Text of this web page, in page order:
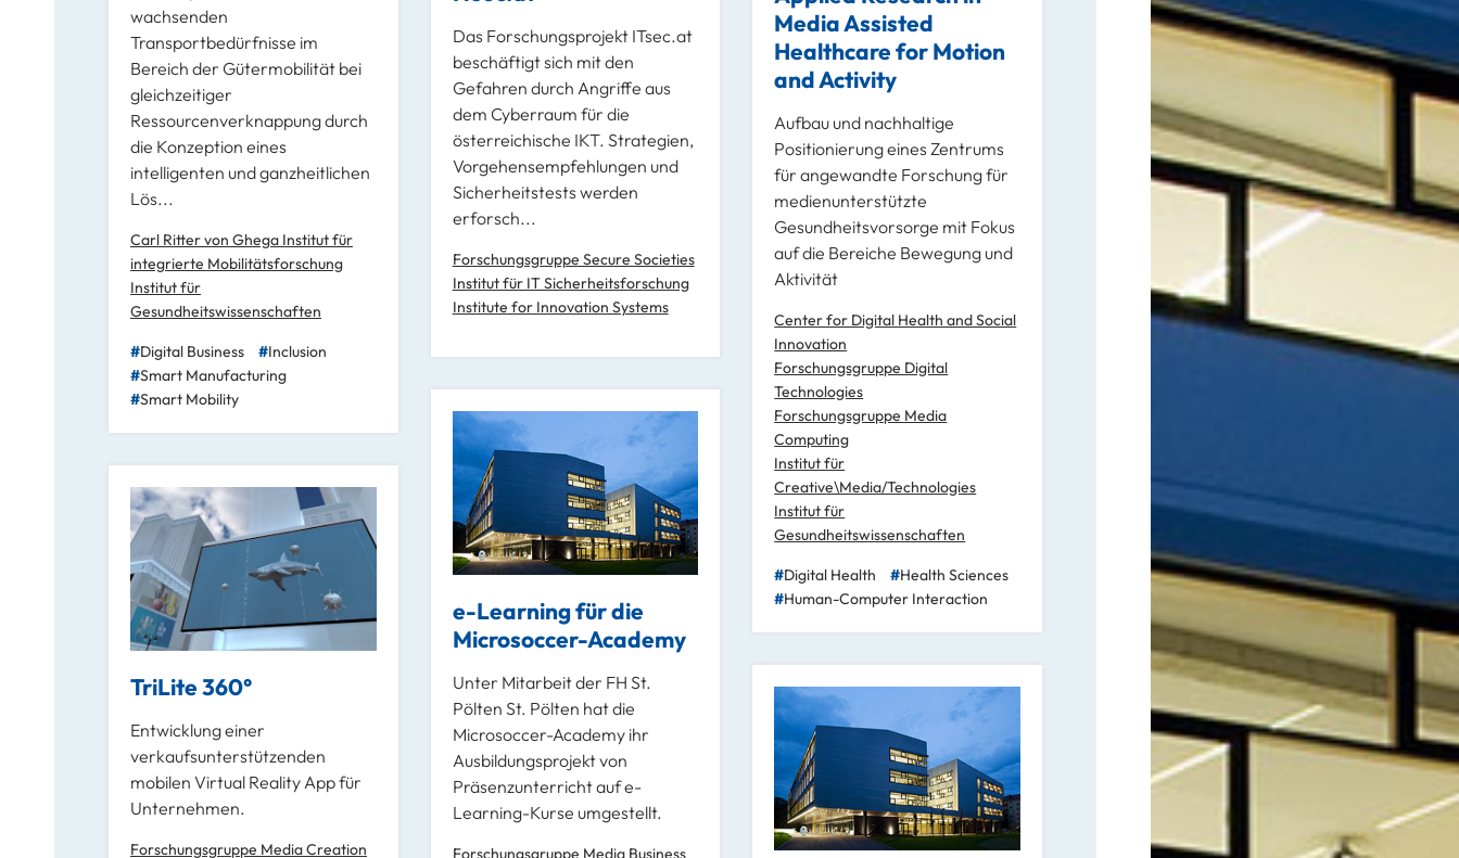
wachsenden
Transportbedürfnisse im
Bereich der Gütermobilität bei
gleichzeitiger
Ressourcenverknappung durch
die Konzeption eines
intelligenten und ganzheitlichen
Lös...
Carl Ritter von Ghega Institut für
integrierte Mobilitätsforschung
Institut für
Gesundheitswissenschaften
Digital Business
Inclusion
Smart Manufacturing
Smart Mobility
Media Assisted
Healthcare for Motion
and Activity
Aufbau und nachhaltige
Positionierung eines Zentrums
für angewandte Forschung für
medienunterstützte
Gesundheitsvorsorge mit Fokus
auf die Bereiche Bewegung und
Aktivität
Center for Digital Health and Social
Innovation
Forschungsgruppe Digital
Technologies
Forschungsgruppe Media
Computing
Institut für
Creative\Media/Technologies
Institut für
Gesundheitswissenschaften
Digital Health
Health Sciences
Human-Computer Interaction
Das Forschungsprojekt ITsec.at
beschäftigt sich mit den
Gefahren durch Angriffe aus
dem Cyberraum für die
österreichische IKT. Strategien,
Vorgehensempfehlungen und
Sicherheitstests werden
erforsch...
Forschungsgruppe Secure Societies
Institut für IT Sicherheitsforschung
Institute for Innovation Systems
e-Learning für die
Microsoccer-Academy
Unter Mitarbeit der FH St.
Pölten St. Pölten hat die
Microsoccer-Academy ihr
Ausbildungsprojekt von
Präsenzunterricht auf e-
Learning-Kurse umgestellt.
Forschungsgruppe Media Business
TriLite 360°
Entwicklung einer
verkaufsunterstützenden
mobilen Virtual Reality App für
Unternehmen.
Forschungsgruppe Media Creation